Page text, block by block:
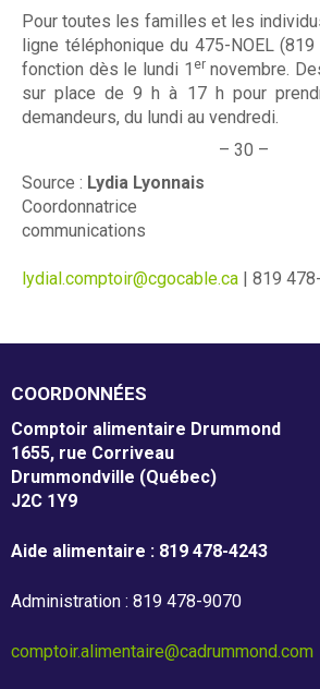
Pour toutes les familles et les
ligne téléphonique du 475-NOEL
fonction dès le lundi 1 ernovembre.
sur place de 9 h à 17 h pour
demandeurs, du lundi au vendredi.
– 30 –
Source : Lydia Lyonnais
lydial.comptoir@cgocable.ca | 819
COORDONNÉES
Comptoir alimentaire Drummond
1655, rue Corriveau
Drummondville (Québec)
J2C 1Y9
Aide alimentaire : 819 478-4243
Administration : 819 478-9070
comptoir.alimentaire@cadrummond.com